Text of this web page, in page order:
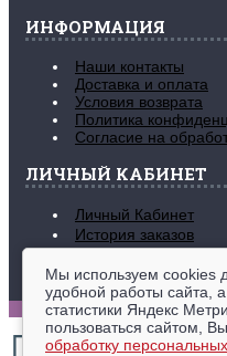
ИНФОРМАЦИЯ
Наши контакты
Доставка и оплата
Условия возврата
Политика
Согласие на
ЛИЧНЫЙ КАБИНЕТ
Личный Кабинет
История заказов
Закладки (0)
Рассылка новостей
www.ecotextile-shop.ru ©
Мы используем cookies
удобной работы сайта,
статистики Яндекс
пользоваться сайтом,
обработку